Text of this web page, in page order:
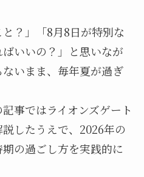
と？」「8月8日が特別な
いいの？」と思いなが
いまま、毎年夏が過ぎ
事ではライオンズゲート
したうえで、2026年の
の過ごし方を実践的に